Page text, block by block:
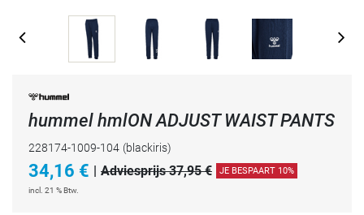
hummel hmlON ADJUST WAIST PANTS
228174-1009-104 (blackiris)
34,16 € | Adviesprijs 37,95 € JE BESPAART 10%
incl. 21 % Btw.